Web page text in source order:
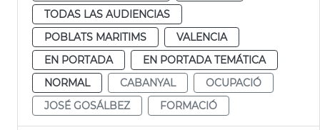
TODAS LAS AUDIENCIAS
POBLATS MARITIMS
VALENCIA
EN PORTADA
EN PORTADA TEMÁTICA
NORMAL
CABANYAL
OCUPACIÓ
JOSÉ GOSÁLBEZ
FORMACIÓ